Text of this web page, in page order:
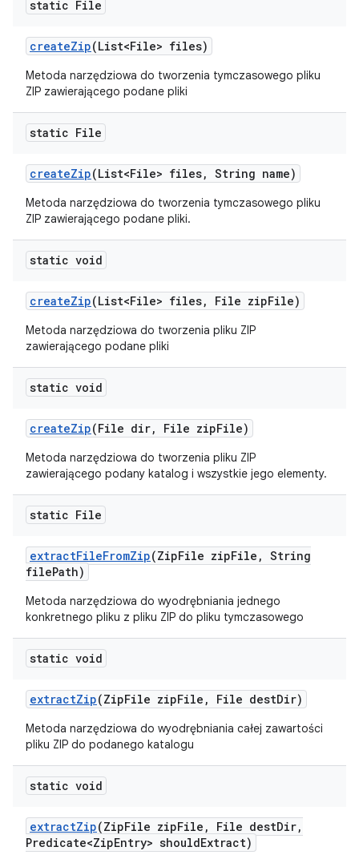
static File
createZip(List<File> files)
Metoda narzędziowa do tworzenia tymczasowego pliku
ZIP zawierającego podane pliki
static File
createZip(List<File> files, String name)
Metoda narzędziowa do tworzenia tymczasowego pliku
ZIP zawierającego podane pliki.
static void
createZip(List<File> files, File zipFile)
Metoda narzędziowa do tworzenia pliku ZIP
zawierającego podane pliki
static void
createZip(File dir, File zipFile)
Metoda narzędziowa do tworzenia pliku ZIP
zawierającego podany katalog i wszystkie jego elementy.
static File
extractFileFromZip(ZipFile zipFile , String
filePath)
Metoda narzędziowa do wyodrębniania jednego
konkretnego pliku z pliku ZIP do pliku tymczasowego
static void
extractZip(ZipFile zipFile , File destDir)
Metoda narzędziowa do wyodrębniania całej zawartości
pliku ZIP do podanego katalogu
static void
extractZip(ZipFile zipFile , File destDir,
Predicate<ZipEntry> shouldExtract)